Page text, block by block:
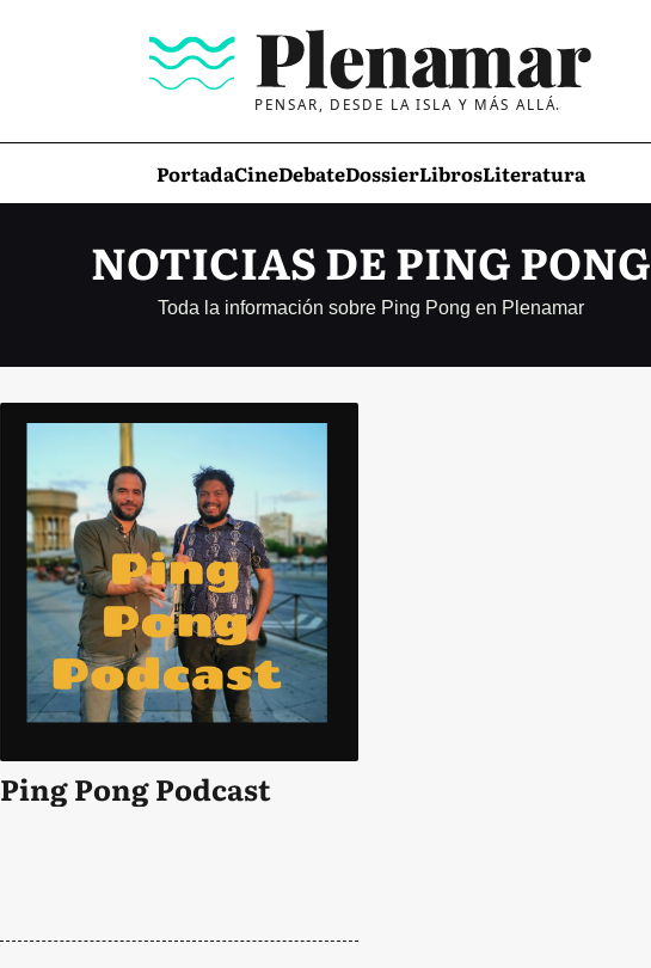
PENSAR, DESDE LA ISLA Y MÁS ALLÁ.
PortadaCineDebateDossierLibrosLiteratura
NOTICIAS DE PING PONG
Toda la información sobre Ping Pong en Plenamar
Ping Pong Podcast